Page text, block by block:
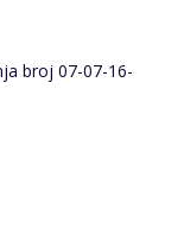
broj 07-07-16-